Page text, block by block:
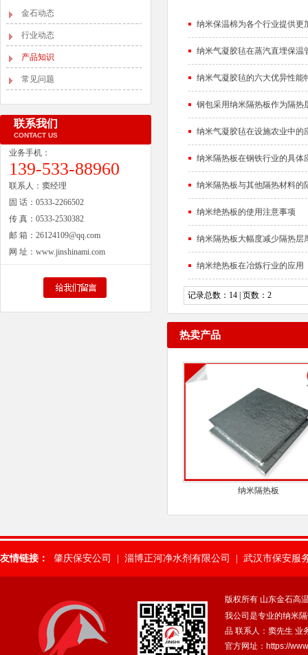
金石动态
行业动态
产品知识
常见问题
联系我们
CONTACT US
业务手机：
139-533-88960
联系人： 窦经理
固 话： 0533-2266502
传 真： 0533-2530382
邮 箱： 26124109@qq.com
网 址： www.jinshinami.com
纳米保温棉为各个行业提供更
纳米气凝胶毡在蒸汽直埋保温
纳米气凝胶毡的六大优异性能
钢包采用纳米隔热板作为隔热
纳米气凝胶毡在设施农业中的
纳米隔热板在钢铁行业的具体
纳米隔热板与其他隔热材料的
纳米绝热板的使用注意事项
纳米隔热板大幅度减少隔热层
纳米绝热板在冶炼行业的应用
记录总数：14 | 页数：2
热卖产品
纳米隔热板
友情链接： 肇庆保安公司 淄博正河净水剂有限公司 武汉市保安服
纳米隔热板 | 番禺保
广州保安服务有限公司 东莞常平保安公司 | 湛江保安服务公司 | 佛
版权所有 山东金石高
我公司是专业的纳米
品 联系人：窦先生 业
官方网址： https://